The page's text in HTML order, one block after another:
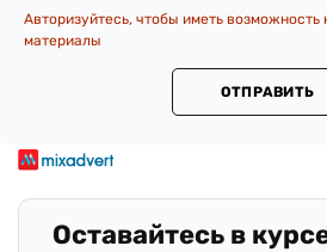
Авторизуйтесь, чтобы иметь возможность
материалы
ОТПРАВИТЬ
Оставайтесь в